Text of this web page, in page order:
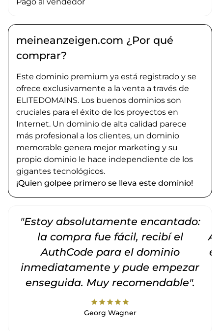
meineanzeigen.com ¿Por qué
comprar?
Este dominio premium ya está registrado y se
ofrece exclusivamente a la venta a través de
ELITEDOMAINS. Los buenos dominios son
cruciales para el éxito de los proyectos en
Internet. Un dominio de alta calidad parece
más profesional a los clientes, un dominio
memorable genera mejor marketing y su
propio dominio le hace independiente de los
gigantes tecnológicos.
¡Quien golpee primero se lleva este dominio!
"Estoy absolutamente encantado:
la compra fue fácil, recibí el
AuthCode para el dominio
inmediatamente y pude empezar
enseguida. Muy recomendable".
starstarstarstarstar
Georg Wagner